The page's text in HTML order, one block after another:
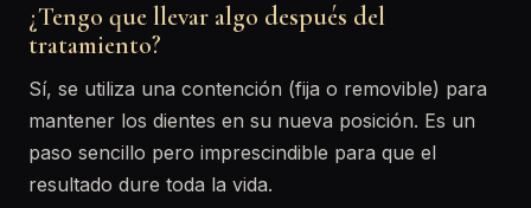
¿Tengo que llevar algo después del
tratamiento?
Sí, se utiliza una contención (fija o removible) para
mantener los dientes en su nueva posición. Es un
paso sencillo pero imprescindible para que el
resultado dure toda la vida.